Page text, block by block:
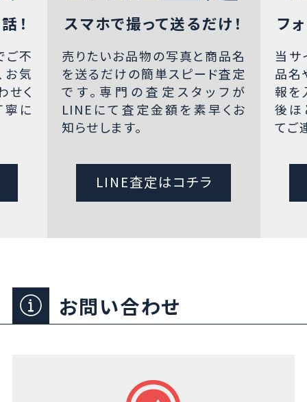
！
ご不
お気
せく
寧に
スマホで撮って送るだけ！
売りたいお品物の写真と商品名
を送るだけの簡単スピード査定
です。専門の査定スタッフが
LINEにて査定金額を素早くお
知らせします。
LINE査定はコチラ
フ
当サ
品名
報を
後ほ
てご
お問い合わせ